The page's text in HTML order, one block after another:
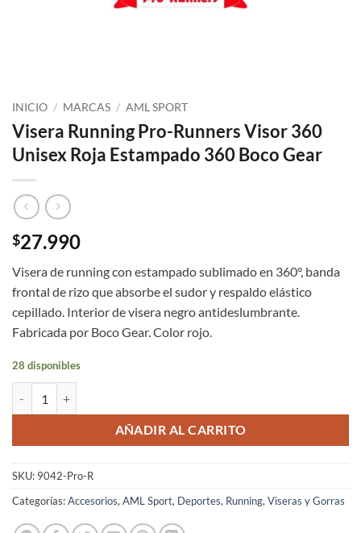
INICIO / MARCAS / AML SPORT
Visera Running Pro-Runners Visor 360
Unisex Roja Estampado 360 Boco Gear
$27.990
Visera de running con estampado sublimado en 360°, banda
frontal de rizo que absorbe el sudor y respaldo elástico
cepillado. Interior de visera negro antideslumbrante.
Fabricada por Boco Gear. Color rojo.
28 disponibles
AÑADIR AL CARRITO
SKU: 9042-Pro-R
Categorías:Accesorios, AML Sport, Deportes, Running, Viseras y Gorras